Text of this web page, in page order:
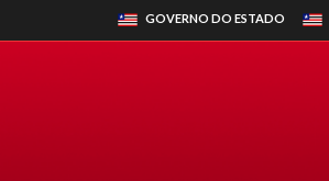
GOVERNO DO ESTADO